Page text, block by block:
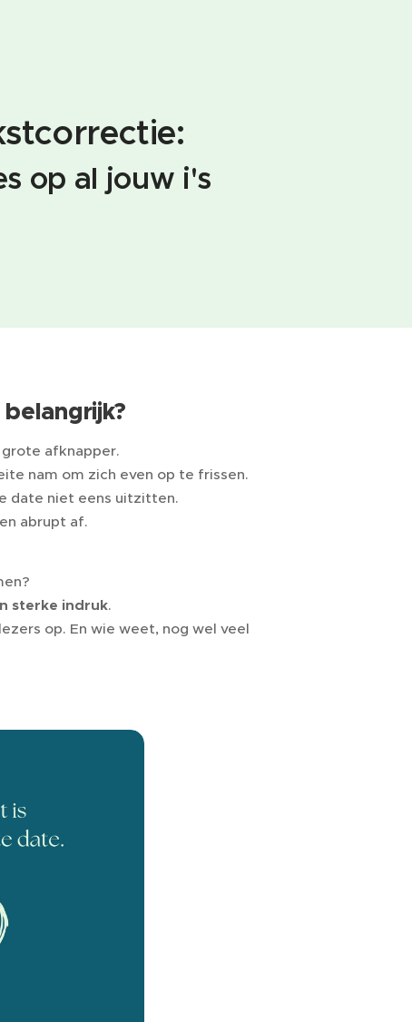
op al jouw i's
afknapper.
nam om zich even op te frissen.
date niet eens uitzitten.
abrupt af.
sterke indruk.
op. En wie weet, nog wel veel